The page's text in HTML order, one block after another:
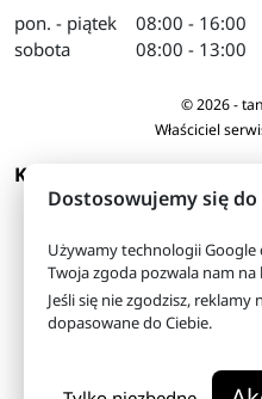
pon. - piątek
sobota
08:00 - 16:00
08:00 - 13:00
© 2026 -
Właściciel
KONTAKT
Dostosowujemy się do
Używamy technologii Google
Twoja zgoda pozwala nam
Jeśli się nie zgodzisz,
dopasowane do Ciebie.